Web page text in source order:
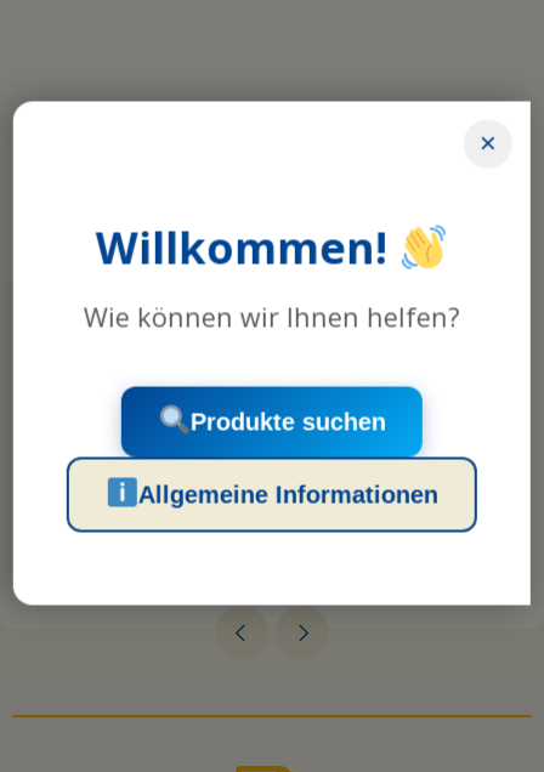
Wannenkörper und Verkleidung
können in allen gängigen RAL-Tönen
produziert und geliefert werden.
×
Willkommen!
Wie können wir Ihnen helfen?
Produkte suchen
Allgemeine Informationen